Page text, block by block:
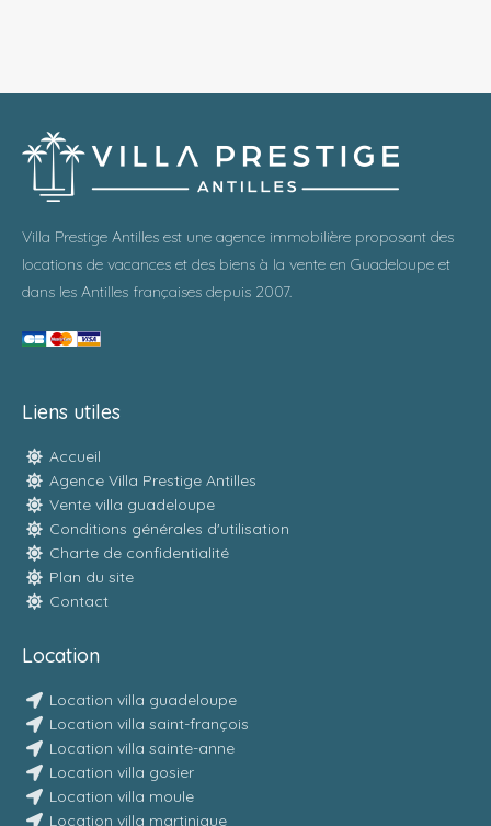
Villa Prestige Antilles est une agence immobilière proposant des
locations de vacances et des biens à la vente en Guadeloupe et
dans les Antilles françaises depuis 2007.
Liens utiles
Accueil
Agence Villa Prestige Antilles
Vente villa guadeloupe
Conditions générales d'utilisation
Charte de confidentialité
Plan du site
Contact
Location
Location villa guadeloupe
Location villa saint-françois
Location villa sainte-anne
Location villa gosier
Location villa moule
Location villa martinique